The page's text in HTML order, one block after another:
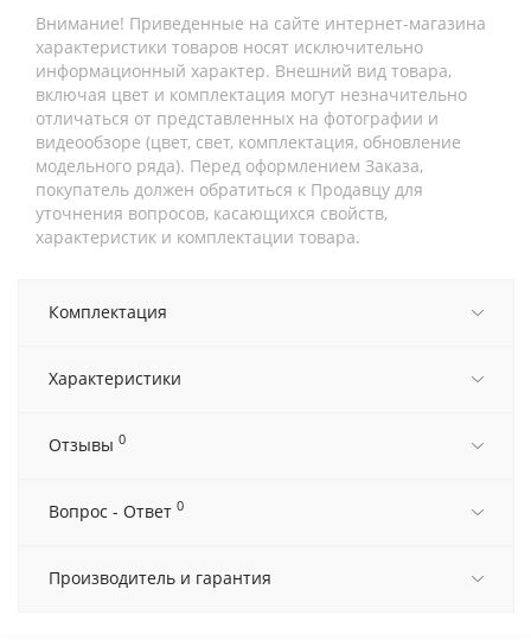
Внимание! Приведенные на сайте интернет-магазина
характеристики товаров носят исключительно
информационный характер. Внешний вид товара,
включая цвет и комплектация могут незначительно
отличаться от представленных на фотографии и
видеообзоре (цвет, свет, комплектация, обновление
модельного ряда). Перед оформлением Заказа,
покупатель должен обратиться к Продавцу для
уточнения вопросов, касающихся свойств,
характеристик и комплектации товара.
Комплектация
Характеристики
Отзывы 0
Вопрос - Ответ 0
Производитель и гарантия